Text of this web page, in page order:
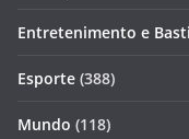
Entretenimento e
Esporte (388)
Mundo (118)